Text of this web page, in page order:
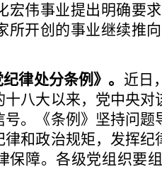
宏伟事业提出明确要
所开创的事业继续推
律处分条例》。 近日
八大以来，党中央
。《条例》坚持问
和政治规矩，发挥
保障。各级党组织要